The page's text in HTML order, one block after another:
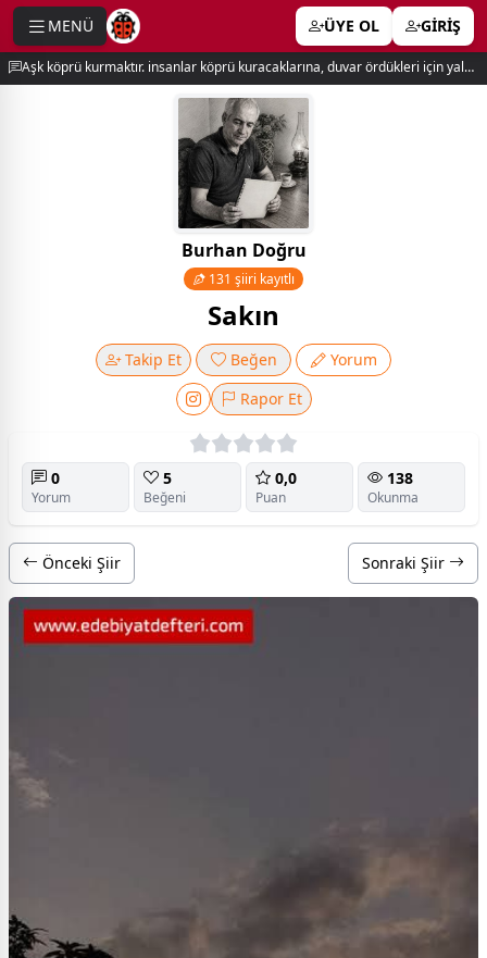
MENÜ ÜYE OL GİRİŞ
Aşk köprü kurmaktır. insanlar köprü kuracaklarına, duvar ördükleri için yalnız kalırlar. newton
Burhan Doğru
131 şiiri kayıtlı
Sakın
Takip Et Beğen
Yorum
Rapor Et
0
Yorum
5
Beğeni
0,0
Puan
138
Okunma
Önceki Şiir Sonraki Şiir
menu